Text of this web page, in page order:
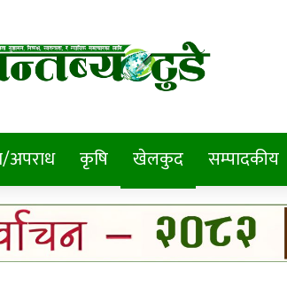
अपराध कृषि खेलकुद सम्पादकीय